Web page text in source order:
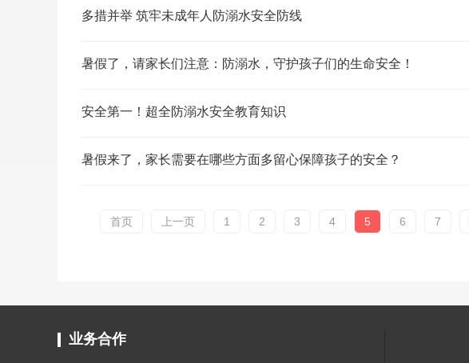
多措并举 筑牢未成年人防溺水安全防线
暑假了，请家长们注意：防溺水，守护孩子们的生命安全！
安全第一！超全防溺水安全教育知识
暑假来了，家长需要在哪些方面多留心保障孩子的安全？
首页 上一页 1 2 3 4 5 6 7
业务合作